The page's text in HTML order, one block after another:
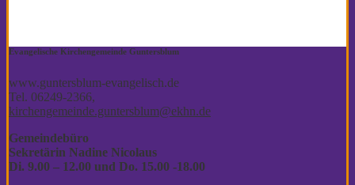
Evangelische Kirchengemeinde Guntersblum
www.guntersblum-evangelisch.de
Tel. 06249-2366,
kirchengemeinde.guntersblum@ekhn.de
Gemeindebüro
Sekretärin Nadine Nicolaus
Di. 9.00 – 12.00 und Do. 15.00 -18.00